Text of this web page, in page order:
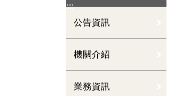
:::
公告資訊
機關介紹
業務資訊